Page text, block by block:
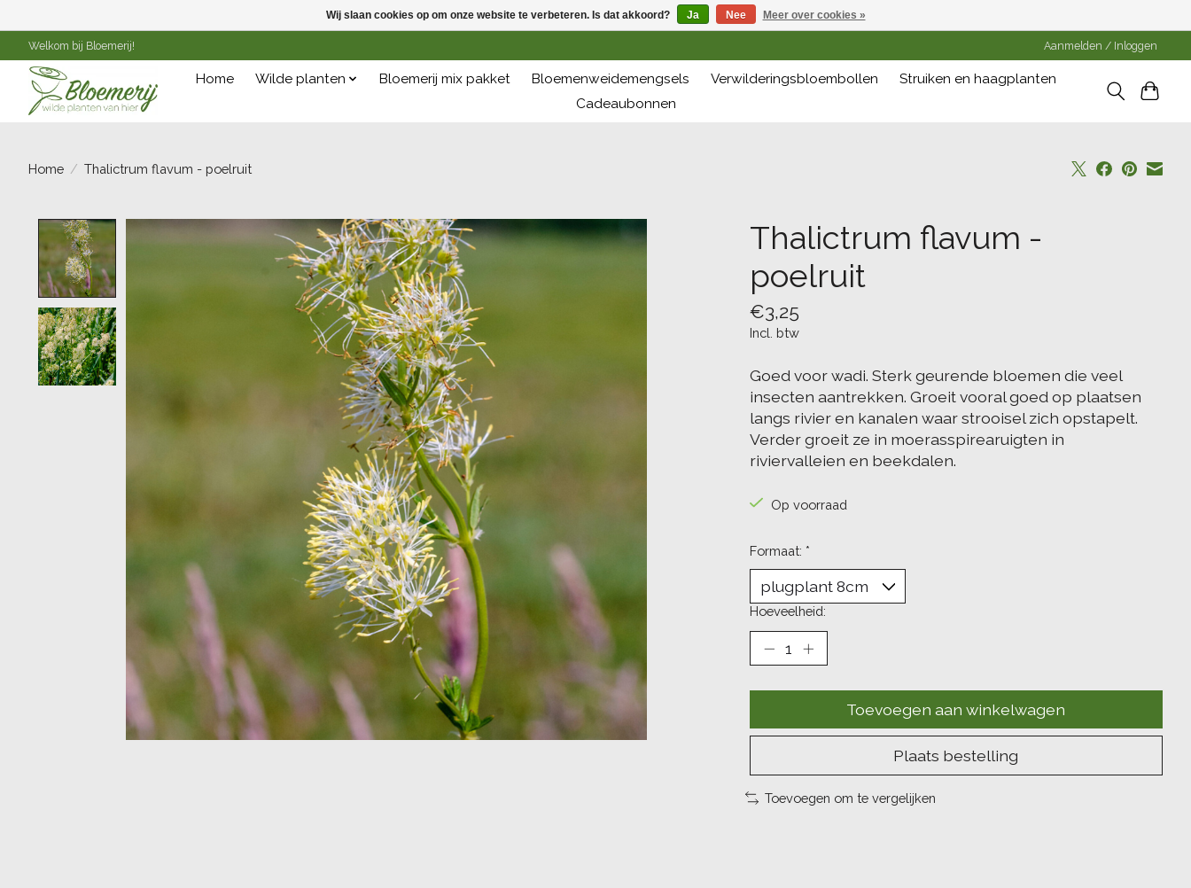
Welkom bij Bloemerij! Aanmelden / Inloggen
Home Wilde planten Bloemerij mix pakket Bloemenweidemengsels Verwilderingsbloembollen
Struiken en haagplanten
Cadeaubonnen
Home / Thalictrum flavum - poelruit
Product image slideshow Items
Thalictrum flavum -
poelruit
€3,25
Incl. btw
Goed voor wadi. Sterk geurende bloemen die veel
insecten aantrekken. Groeit vooral goed op plaatsen
langs rivier en kanalen waar strooisel zich opstapelt.
Verder groeit ze in moerasspirearuigten in
riviervalleien en beekdalen.
Op voorraad
Formaat: *
Hoeveelheid:
Toevoegen aan winkelwagen
Plaats bestelling
Toevoegen om te vergelijken
Wij slaan cookies op om onze website te verbeteren. Is dat akkoord? Ja Nee Meer over cookies »